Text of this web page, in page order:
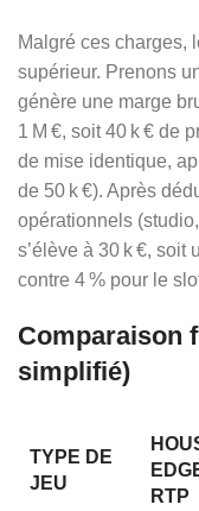
Malgré ces charges,
supérieur. Prenons
génère une marge
1 M €, soit 40 k € de
de mise identique,
de 50 k €). Après
opérationnels
s’élève à 30 k €, soit
contre 4 % pour le
Comparaison
simplifié)
TYPE DE
JEU
RTP